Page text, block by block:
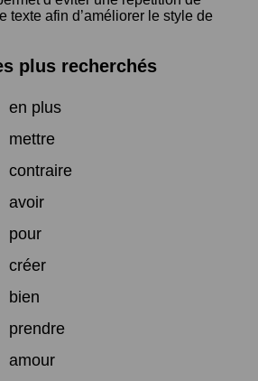
texte afin d’améliorer le style de
plus recherchés
en plus
mettre
contraire
avoir
pour
créer
bien
prendre
amour